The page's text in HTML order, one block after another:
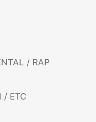
/ RAP
/ ETC